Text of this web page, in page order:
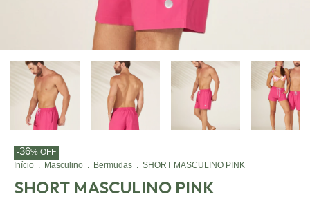
Início . Masculino . Bermudas . SHORT MASCULINO PINK
SHORT MASCULINO PINK
-36% OFF